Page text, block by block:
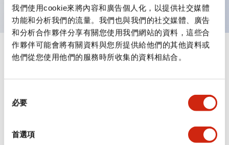
我們使用cookie來將內容和廣告個人化，以提供社交媒體
功能和分析我們的流量。我們也與我們的社交媒體、廣告
和分析合作夥伴分享有關您使用我們網站的資料，這些合
作夥伴可能會將有關資料與您所提供給他們的其他資料或
他們從您使用他們的服務時所收集的資料相結合。
必要
首選項
規格
審美規範
電氣規範（額定照明部分）
環境規範